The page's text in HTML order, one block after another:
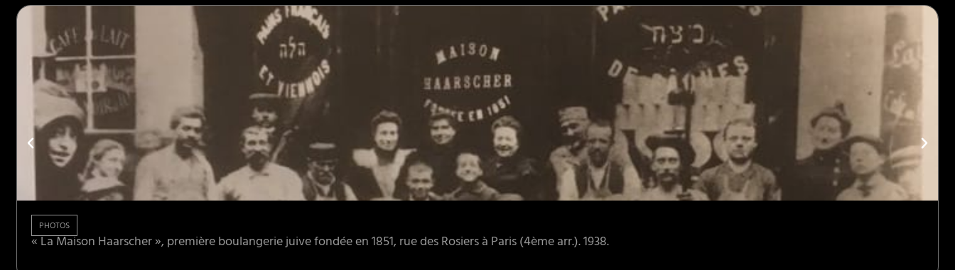
PHOTOS
« La Maison Haarscher », première boulangerie juive fondée en 1851, rue des Rosiers à Paris (4ème arr.). 1938.